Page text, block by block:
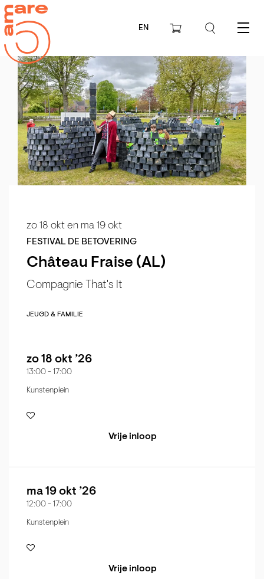
EN Menu
Château Fraise (AL)
Compagnie That's It
FESTIVAL DE BETOVERING
zo 18 okt en ma 19 okt
JEUGD & FAMILIE
zo 18 okt ’26
13:00 - 17:00
Kunstenplein
Vrije inloop
ma 19 okt ’26
12:00 - 17:00
Kunstenplein
Vrije inloop